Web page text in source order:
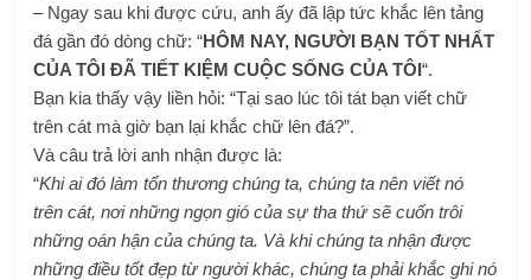
– Ngay sau khi được cứu, anh ấy đã lập tức khắc lên tảng
đá gần đó dòng chữ: “HÔM NAY, NGƯỜI BẠN TỐT NHẤT
CỦA TÔI ĐÃ TIẾT KIỆM CUỘC SỐNG CỦA TÔI“.
Bạn kia thấy vậy liền hỏi: “Tại sao lúc tôi tát bạn viết chữ
trên cát mà giờ bạn lại khắc chữ lên đá?”.
Và câu trả lời anh nhận được là:
“Khi ai đó làm tổn thương chúng ta, chúng ta nên viết nó
trên cát, nơi những ngọn gió của sự tha thứ sẽ cuốn trôi
những oán hận của chúng ta. Và khi chúng ta nhận được
những điều tốt đẹp từ người khác, chúng ta phải khắc ghi nó